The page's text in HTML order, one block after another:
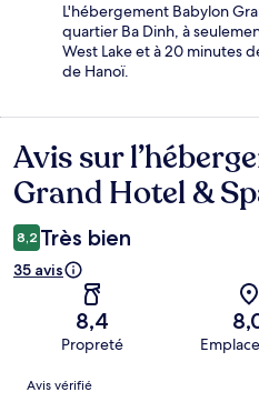
L'hébergement Babylon
quartier Ba Dinh, à
West Lake et à 20 minutes
de Hanoï.
Avis
Avis sur
Grand Hotel &
8,2 Très bien
35 avis
8,4
Propreté
Avis
Avis vérifié